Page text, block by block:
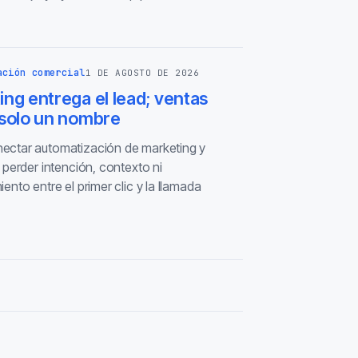
comercial1 DE AGOSTO DE 2026
entrega el lead; ventas
un nombre
automatización de marketing y
intención, contexto ni
entre el primer clic y la llamada